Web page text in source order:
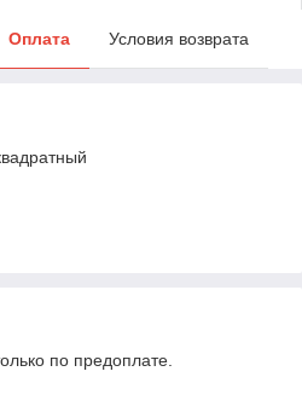
Оплата Условия возврата
по предоплате.